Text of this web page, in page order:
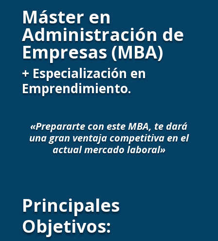
Máster en
Administración de
Empresas (MBA)
+ Especialización en
Emprendimiento.
«Prepararte con este MBA, te dará
una gran ventaja competitiva en el
actual mercado laboral»
Principales
Objetivos: